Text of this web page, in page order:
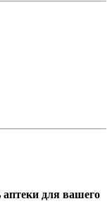
для вашего